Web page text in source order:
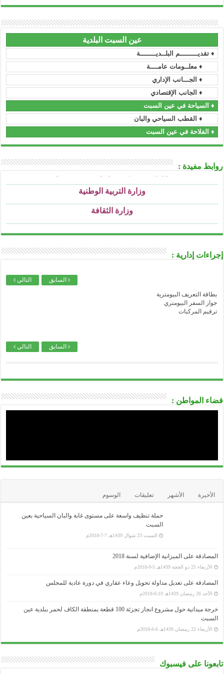
عين السبت البلدية
♦ تقديـــــــــم البلــديــــــــة
♦ معلــومات عامــــة
♦ الجـــانب الإداري
♦ الجانب الإقتصادي
♦ السياحة في عين السبت
♦ القطب السياحي والبان
♦ الفلاحة في عين السبت
روابط مفيدة :
رئاسة الحكومة
الجريدة الرسمية
الأمانة العامة للحكومة
وزارة السكن و العمران و المدينة
وزارة العمل و التشغيل و الضمان الإجتماعي
وزارة الشباب و الرياضة
وزارة التعليم و التكوين المهنيين.
وزارة التعليم العالي و البحث العملي
وزارة التربية الوطنية
وزارة الثقافة
وزارة الصحة
وزارة العدل
الصندوق الوطني للتأمينات الاجتماعية للعمال الأجراء
الصندوق الوطني للتأمينات الاجتماعية للعمال غير الأجراء
الصندوق الوطني للتأمين عن البطالة CNAC
الوكالة الوطنية لتطوير الإستثمار-ANDI-
الديوان الوطني للإمتحانات و المسابقات ONEC
إجراءات إدارية :
التالي السابق
بطاقة التعريف البيومترية
جواز السفر البيومتري
ترقيم المركبات
التالي السابق
فضاء المواطن :
الأخيرة الأشهر تعليقات الوسوم
حملة تنظيف واسعة على مستوى غابة والبان السياحية بعين
السبت
السبت 23 شوال 1439هـ 7-7-2018م
المصادقة على الميزانية الإضافية لسنة 2018
الأربعاء 25 ذو الحجة 1439هـ 5-9-2018م
المصادقة على تعديل مداولة تحويل وعاء عقاري في دورة عادية للمجلس
الأحد 26 رمضان 1439هـ 10-6-2018م
خرجة ميدانية حول مشروع انجاز تجزئة 100 قطعة بمنطقة الكاف لحمر ببلدية عين
السبت
الأربعاء 22 رمضان 1439هـ 6-6-2018م
تابعونا على فيسبوك